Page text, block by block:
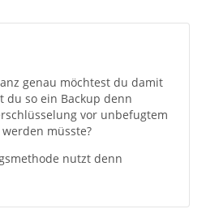
genau möchtest du damit
du so ein Backup denn
vor unbefugtem
müsste?
nutzt denn